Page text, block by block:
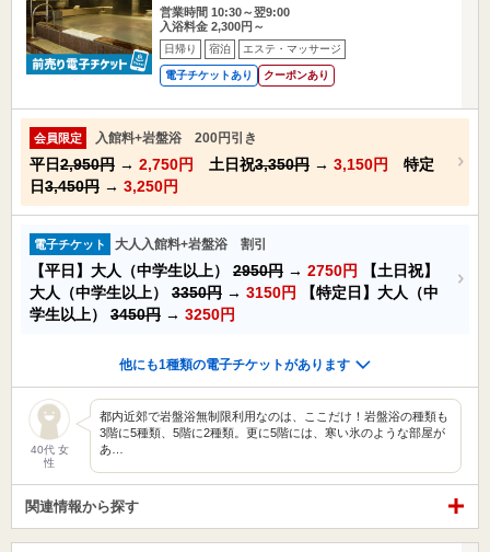
営業時間 10:30～翌9:00
入浴料金 2,300円～
日帰り 宿泊 エステ・マッサージ
電子チケットあり クーポンあり
会員限定 入館料+岩盤浴 200円引き
平日2,950円 → 2,750円 土日祝3,350円 → 3,150円
特定
日3,450円 → 3,250円
電子チケット 大人入館料+岩盤浴 割引
【平日】大人（中学生以上） 2950円 → 2750円
【土日祝】
大人（中学生以上） 3350円 → 3150円
【特定日】大人（中
学生以上） 3450円 → 3250円
他にも1種類の電子チケットがあります
40代 女
性
都内近郊で岩盤浴無制限利用なのは、ここだけ！岩盤浴の種類も
3階に5種類、5階に2種類。更に5階には、寒い氷のような部屋が
あ…
関連情報から探す